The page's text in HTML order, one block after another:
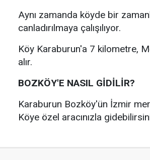
Aynı zamanda köyde bir
canladırılmaya çalışılıyor.
Köy Karaburun'a 7 kilometre,
alır.
BOZKÖY'E NASIL GİDİLİR?
Karaburun Bozköy'ün İzmir
Köye özel aracınızla